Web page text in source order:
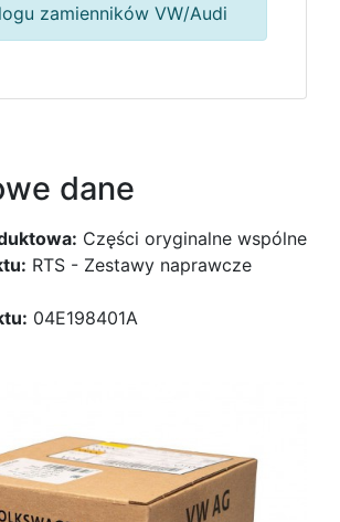
zamienników VW/Audi
dane
Części oryginalne wspólne
RTS - Zestawy naprawcze
04E198401A